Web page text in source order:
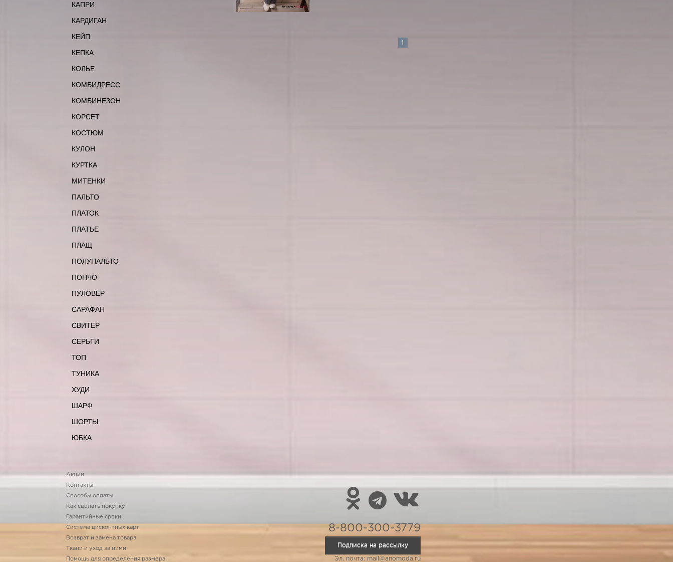
КАПРИ
КАРДИГАН
КЕЙП
КЕПКА
КОЛЬЕ
КОМБИДРЕСС
КОМБИНЕЗОН
КОРСЕТ
КОСТЮМ
КУЛОН
КУРТКА
МИТЕНКИ
ПАЛЬТО
ПЛАТОК
ПЛАТЬЕ
ПЛАЩ
ПОЛУПАЛЬТО
ПОНЧО
ПУЛОВЕР
САРАФАН
СВИТЕР
СЕРЬГИ
ТОП
ТУНИКА
ХУДИ
ШАРФ
ШОРТЫ
ЮБКА
1
Акции
Контакты
Способы оплаты
Как сделать покупку
Гарантийные сроки
Система дисконтных карт
Возврат и замена товара
Ткани и уход за ними
Помощь для определения размера
8-800-300-3779
Подписка на рассылку
Эл. почта: mail@anomoda.ru